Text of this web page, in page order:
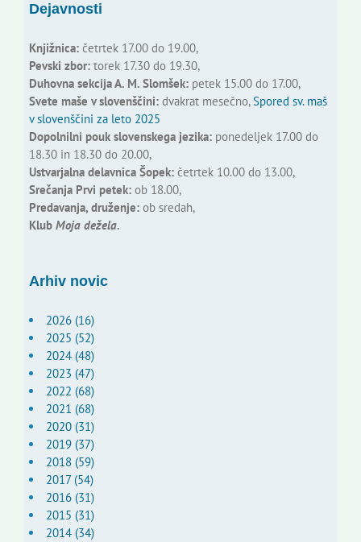
Dejavnosti
Knjižnica:četrtek 17.00 do 19.00,
Pevski zbor:torek 17.30 do 19.30,
Duhovna sekcija A. M. Slomšek:petek 15.00 do 17.00,
Svete maše v slovenščini:dvakrat mesečno,Spored sv. maš
v slovenščini za leto 2025
Dopolnilni pouk slovenskega jezika:ponedeljek 17.00 do
18.30 in 18.30 do 20.00,
Ustvarjalna delavnica Šopek:četrtek 10.00 do 13.00,
Srečanja Prvi petek:ob 18.00,
Predavanja, druženje:ob sredah,
Klub Moja dežela.
Arhiv novic
2026 (16)
2025 (52)
2024 (48)
2023 (47)
2022 (68)
2021 (68)
2020 (31)
2019 (37)
2018 (59)
2017 (54)
2016 (31)
2015 (31)
2014 (34)